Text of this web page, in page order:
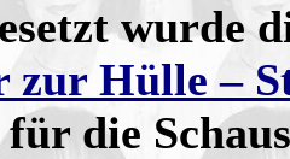
wurde
zur Hülle –
die